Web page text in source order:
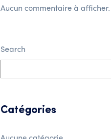
Aucun commentaire à afficher.
Search
Catégories